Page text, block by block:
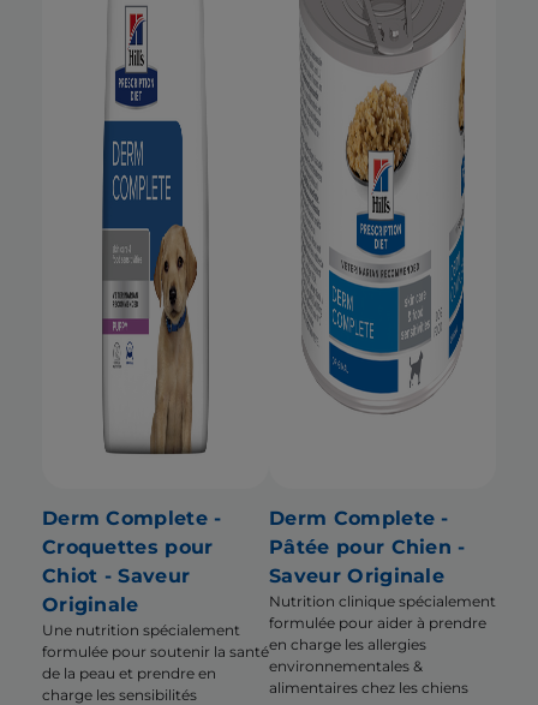
Derm Complete -
Croquettes pour
Chiot - Saveur
Originale
Une nutrition spécialement
formulée pour soutenir la santé
de la peau et prendre en
charge les sensibilités
Derm Complete -
Pâtée pour Chien -
Saveur Originale
Nutrition clinique spécialement
formulée pour aider à prendre
en charge les allergies
environnementales &
alimentaires chez les chiens